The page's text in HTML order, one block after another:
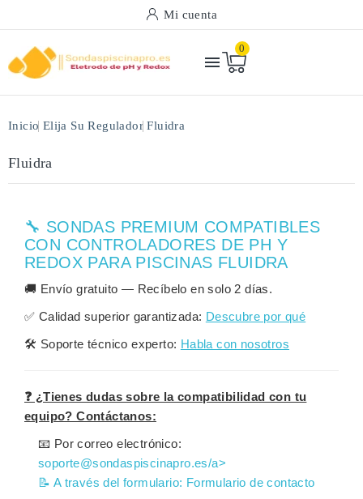
Mi cuenta

0
Inicio Elija Su Regulador Fluidra
Fluidra
🔧 SONDAS PREMIUM COMPATIBLES
CON CONTROLADORES DE PH Y
REDOX PARA PISCINAS FLUIDRA
🚚 Envío gratuito — Recíbelo en solo 2 días.
✅ Calidad superior garantizada: Descubre por qué
🛠️ Soporte técnico experto: Habla con nosotros
❓ ¿Tienes dudas sobre la compatibilidad con tu
equipo? Contáctanos:
📧 Por correo electrónico:
soporte@sondaspiscinapro.es/a>
📝 A través del formulario: Formulario de contacto